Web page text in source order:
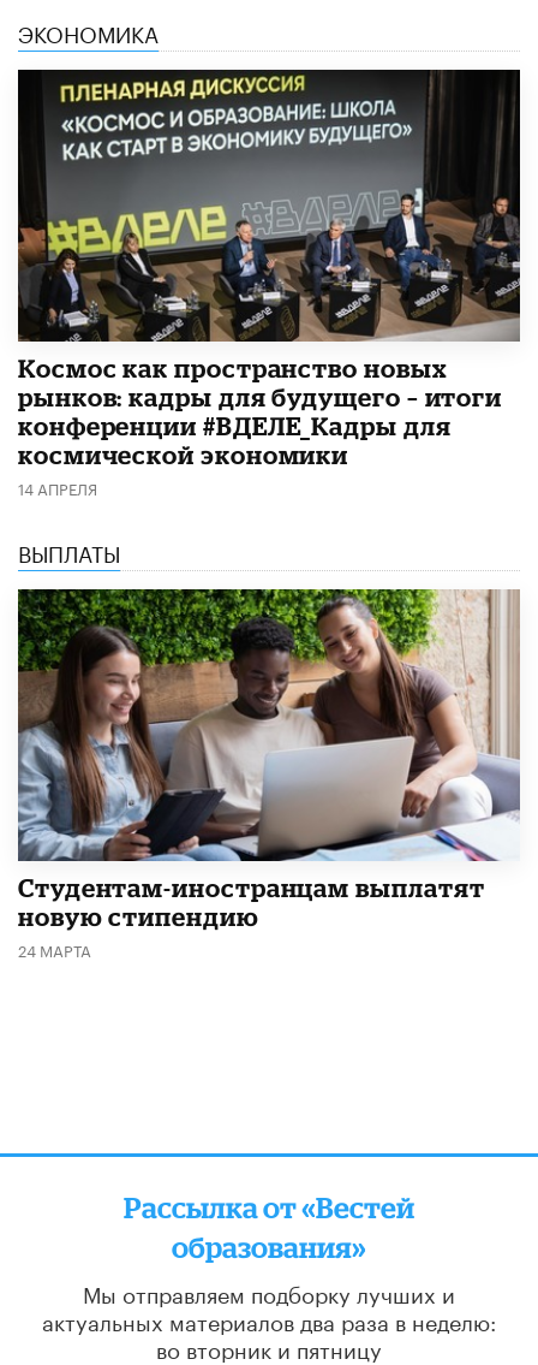
ЭКОНОМИКА
Космос как пространство новых
рынков: кадры для будущего – итоги
конференции #ВДЕЛЕ_Кадры для
космической экономики
14 АПРЕЛЯ
ВЫПЛАТЫ
Студентам-иностранцам выплатят
новую стипендию
24 МАРТА
Рассылка от «Вестей
образования»
Мы отправляем подборку лучших и
актуальных материалов два раза в неделю:
во вторник и пятницу